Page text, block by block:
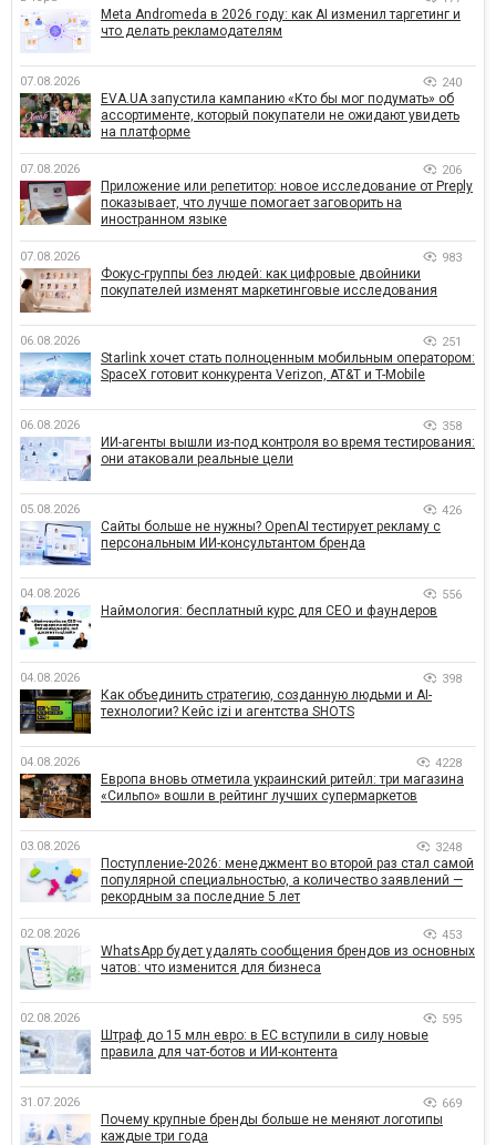
Meta Andromeda в 2026 году: как AI изменил таргетинг и
что делать рекламодателям
07.08.2026 240
EVA.UA запустила кампанию «Кто бы мог подумать» об
ассортименте, который покупатели не ожидают увидеть
на платформе
07.08.2026 206
Приложение или репетитор: новое исследование от Preply
показывает, что лучше помогает заговорить на
иностранном языке
07.08.2026 983
Фокус-группы без людей: как цифровые двойники
покупателей изменят маркетинговые исследования
06.08.2026 251
Starlink хочет стать полноценным мобильным оператором:
SpaceX готовит конкурента Verizon, AT&T и T-Mobile
06.08.2026 358
ИИ-агенты вышли из-под контроля во время тестирования:
они атаковали реальные цели
05.08.2026 426
Сайты больше не нужны? OpenAI тестирует рекламу с
персональным ИИ-консультантом бренда
04.08.2026 556
Наймология: бесплатный курс для CEO и фаундеров
04.08.2026 398
Как объединить стратегию, созданную людьми и AI-
технологии? Кейс izi и агентства SHOTS
04.08.2026 4228
Европа вновь отметила украинский ритейл: три магазина
«Сильпо» вошли в рейтинг лучших супермаркетов
03.08.2026 3248
Поступление-2026: менеджмент во второй раз стал самой
популярной специальностью, а количество заявлений —
рекордным за последние 5 лет
02.08.2026 453
WhatsApp будет удалять сообщения брендов из основных
чатов: что изменится для бизнеса
02.08.2026 595
Штраф до 15 млн евро: в ЕС вступили в силу новые
правила для чат-ботов и ИИ-контента
31.07.2026 669
Почему крупные бренды больше не меняют логотипы
каждые три года